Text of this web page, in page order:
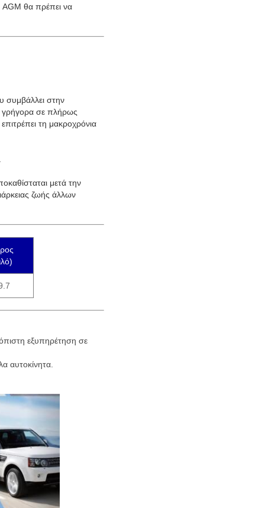
AGM θα πρέπει να
συμβάλλει στην
γρήγορα σε πλήρως
τη μακροχρόνια
μετά την
ζωής άλλων
εξυπηρέτηση σε
αυτοκίνητα.